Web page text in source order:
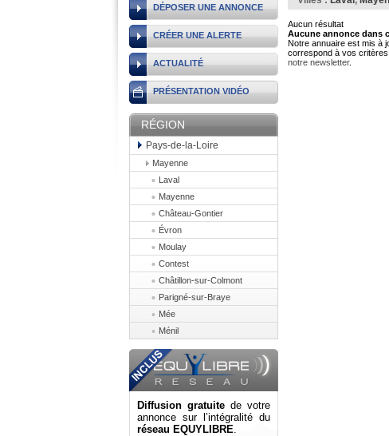
DÉPOSER UNE ANNONCE
CRÉER UNE ALERTE
ACTUALITÉ
PRÉSENTATION VIDÉO
RÉGION
Pays-de-la-Loire
Mayenne
Laval
Mayenne
Château-Gontier
Évron
Moulay
Contest
Châtillon-sur-Colmont
Parigné-sur-Braye
Mée
Ménil
Diffusion gratuite de votre
annonce sur l’intégralité du
réseau EQUYLIBRE.
Aucun résultat
Aucune annonce dans
Notre annuaire est mis à
correspond à vos
notre newsletter.